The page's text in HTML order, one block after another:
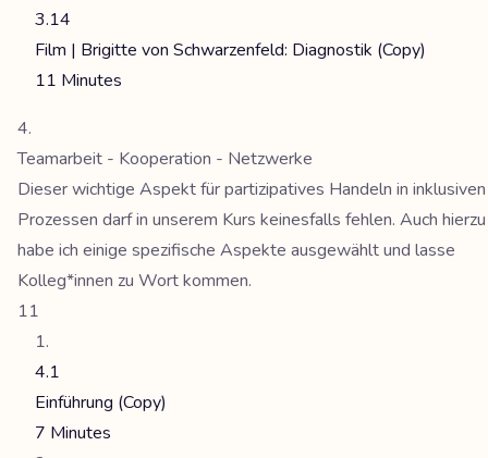
3.14
Film | Brigitte von Schwarzenfeld: Diagnostik (Copy)
11 Minutes
Teamarbeit - Kooperation - Netzwerke
Dieser wichtige Aspekt für partizipatives Handeln in inklusiven
Prozessen darf in unserem Kurs keinesfalls fehlen. Auch hierzu
habe ich einige spezifische Aspekte ausgewählt und lasse
Kolleg*innen zu Wort kommen.
11
4.1
Einführung (Copy)
7 Minutes